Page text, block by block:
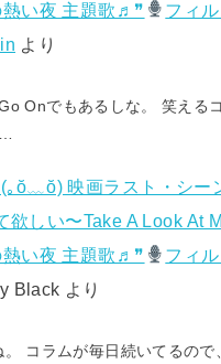
熱い夜 主題歌♬❞
フィ
より
Onでもあるしな。 笑える
｡⁠ŏ⁠﹏⁠ŏ⁠) 映画ラスト・シー
しい〜Take A Look At
熱い夜 主題歌♬❞
フィ
Black より
。 コラムが毎日続いてるので